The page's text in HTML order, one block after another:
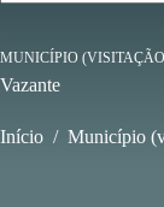
MUNICÍPIO
Vazante
Início / Município